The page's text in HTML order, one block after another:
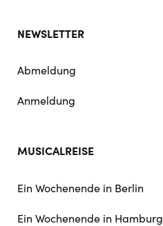
NEWSLETTER
Abmeldung
Anmeldung
MUSICALREISE
Ein Wochenende in Berlin
Ein Wochenende in Hamburg